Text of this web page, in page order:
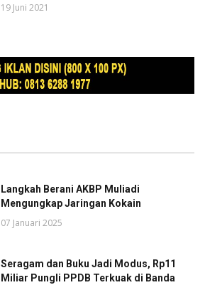
19 Juni 2021
Langkah Berani AKBP Muliadi
Mengungkap Jaringan Kokain
07 Januari 2025
Seragam dan Buku Jadi Modus, Rp11
Miliar Pungli PPDB Terkuak di Banda